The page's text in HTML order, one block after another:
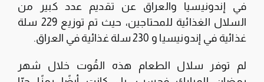
في إندونيسيا والعراق عن تقديم عدد كبير من
السلال الغذائية للمحتاجين، حيث تم توزيع 229 سلة
غذائية في إندونيسيا و 230 سلة غذائية في العراق.
لم توفر سلال الطعام هذه القُوت خلال شهر